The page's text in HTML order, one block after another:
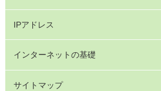
IPアドレス
インターネットの基礎
サイトマップ